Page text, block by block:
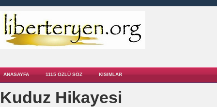
ANASAYFA 1115 ÖZLÜ SÖZ KISIMLAR
Kuduz Hikayesi